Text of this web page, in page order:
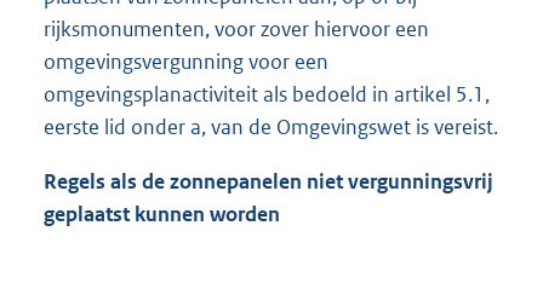
rijksmonumenten, voor zover hiervoor een
omgevingsvergunning voor een
omgevingsplanactiviteit als bedoeld in artikel 5.1,
eerste lid onder a, van de Omgevingswet is vereist.
Regels als de zonnepanelen niet vergunningsvrij
geplaatst kunnen worden